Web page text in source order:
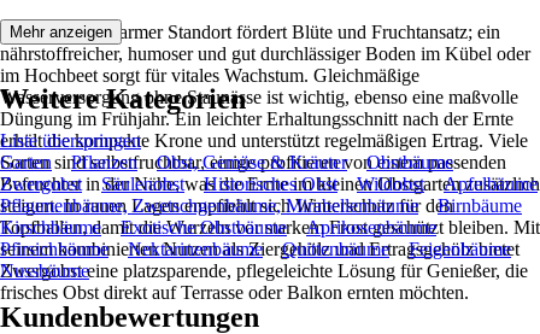
Ein sonniger, warmer Standort fördert Blüte und Fruchtansatz; ein
nährstoffreicher, humoser und gut durchlässiger Boden im Kübel oder
im Hochbeet sorgt für vitales Wachstum. Gleichmäßige
Wasserversorgung ohne Staunässe ist wichtig, ebenso eine maßvolle
Düngung im Frühjahr. Ein leichter Erhaltungsschnitt nach der Ernte
erhält die kompakte Krone und unterstützt regelmäßigen Ertrag. Viele
Sorten sind selbstfruchtbar, einige profitieren von einem passenden
Befruchter in der Nähe, was die Ernte im kleinen Obstgarten zusätzlich
steigert. In rauen Lagen empfiehlt sich Winterschutz für den
Topfballen, damit die Wurzeln vor starkem Frost geschützt bleiben. Mit
seinem kombinierten Nutzen als Ziergehölz und Ertragsgehölz bietet
Zwergobst eine platzsparende, pflegeleichte Lösung für Genießer, die
frisches Obst direkt auf Terrasse oder Balkon ernten möchten.
Mehr anzeigen
Weitere Kategorien
Liste überspringen
Garten
Pflanzen Obst, Gemüse & Kräuter
Obstbäume
Zwergobst
Säulenobst Historisches Obst Wildobst
Apfelbäume
Pflaumenbäume, Zwetschgenbäume, Mirabellenbäume
Birnbäume
Kirschbäume
Exotische Obstbäume
Aprikosenbäume
Pfirsichbäume
Nektarinenbäume Quittenbäume
Feigenbäume
Nussbäume
Kundenbewertungen